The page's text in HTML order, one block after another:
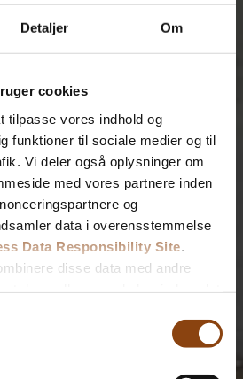
Detaljer Om
cookies
tilpasse vores indhold og
funktioner til sociale medier og til
Vi deler også oplysninger om
med vores partnere inden
og
data i overensstemmelse
Data Responsibility Site
disse data med andre